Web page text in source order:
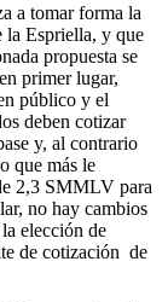
a tomar forma la
la Espriella, y que
propuesta se
primer lugar,
público y el
deben cotizar
y, al contrario
que más le
2,3 SMMLV para
no hay cambios
elección de
de cotización de